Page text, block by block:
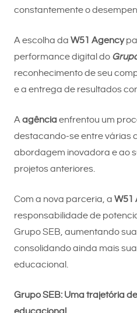
constantemente o
A escolha da W51 Agency
performance digital do
reconhecimento de seu
e a entrega de resultados
Aagênciaenfrentou um
destacando-se entre várias
abordagem inovadora e ao
projetos anteriores.
Com a nova parceria, a W51
responsabilidade de
Grupo SEB, aumentando
consolidando ainda mais
educacional.
Grupo SEB: Uma trajetória